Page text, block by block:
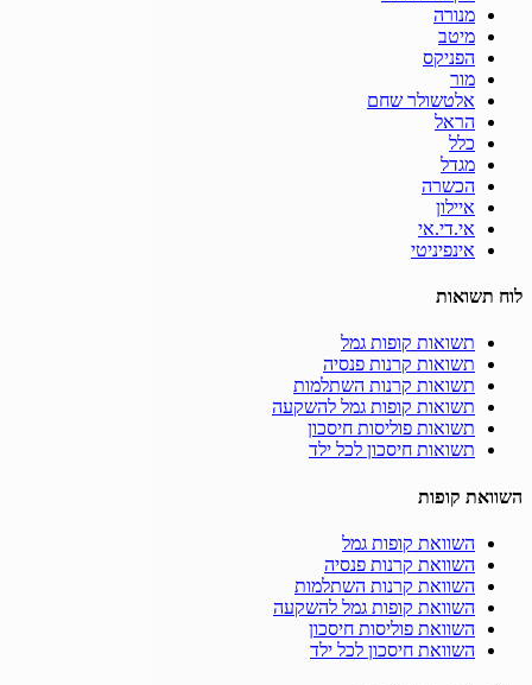
מנורה
מיטב
הפניקס
מור
אלטשולר שחם
הראל
כלל
מגדל
הכשרה
איילון
אי.די.אי
אינפיניטי
לוח תשואות
תשואות קופות גמל
תשואות קרנות פנסיה
תשואות קרנות השתלמות
תשואות קופות גמל להשקעה
תשואות פוליסות חיסכון
תשואות חיסכון לכל ילד
השוואת קופות
השוואת קופות גמל
השוואת קרנות פנסיה
השוואת קרנות השתלמות
השוואת קופות גמל להשקעה
השוואת פוליסות חיסכון
השוואת חיסכון לכל ילד